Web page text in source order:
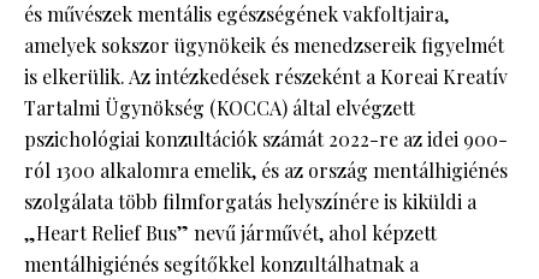
és művészek mentális egészségének vakfoltjaira,
amelyek sokszor ügynökeik és menedzsereik figyelmét
is elkerülik. Az intézkedések részeként a Koreai Kreatív
Tartalmi Ügynökség (KOCCA) által elvégzett
pszichológiai konzultációk számát 2022-re az idei 900-
ról 1300 alkalomra emelik, és az ország mentálhigiénés
szolgálata több filmforgatás helyszínére is kiküldi a
„Heart Relief Bus” nevű járművét, ahol képzett
mentálhigiénés segítőkkel konzultálhatnak a